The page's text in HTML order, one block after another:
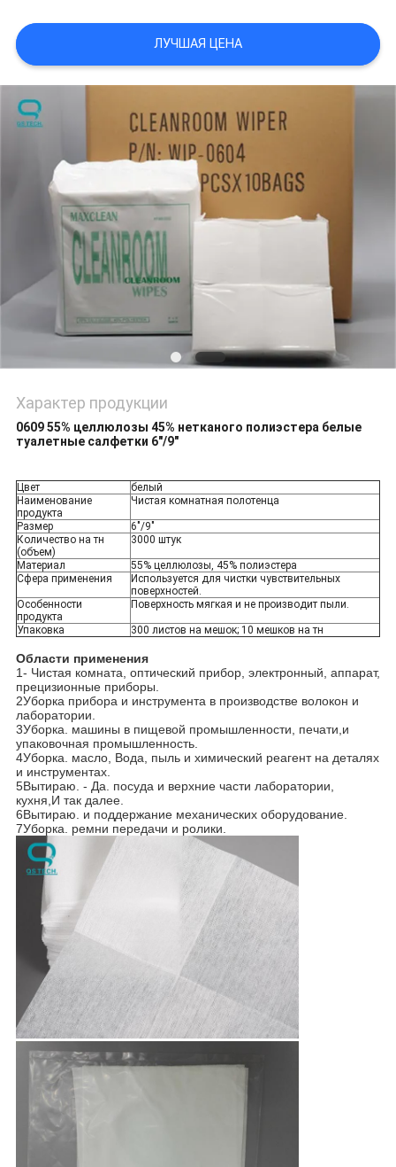
САЙТА
PRIVACY
POLICY
ЛУЧШАЯ ЦЕНА
Характер продукции
0609 55% целлюлозы 45% нетканого полиэстера белые
туалетные салфетки 6"/9"
Цвет
белый
Наименование
продукта
Чистая комнатная полотенца
Размер
6"/9"
Количество на тн
(объем)
3000 штук
Материал
55% целлюлозы, 45% полиэстера
Сфера применения
Используется для чистки чувствительных
поверхностей.
Особенности
продукта
Поверхность мягкая и не производит пыли.
Упаковка 300 листов на мешок; 10 мешков на тн
Области применения
1- Чистая комната, оптический прибор, электронный, аппарат,
прецизионные приборы.
2Уборка прибора и инструмента в производстве волокон и
лаборатории.
3Уборка. машины в пищевой промышленности, печати,и
упаковочная промышленность.
4Уборка. масло, Вода, пыль и химический реагент на деталях
и инструментах.
5Вытираю. - Да. посуда и верхние части лаборатории,
кухня,И так далее.
6Вытираю. и поддержание механических оборудование.
7Уборка. ремни передачи и ролики.